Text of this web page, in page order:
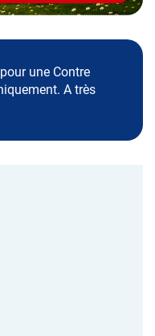
AU
JEU
RESERVER
une Contre
A très